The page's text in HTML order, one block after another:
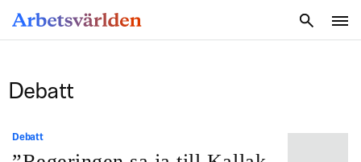
Debatt
Debatt